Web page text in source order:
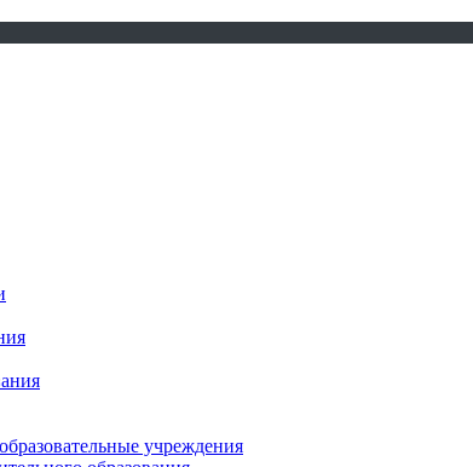
учреждения